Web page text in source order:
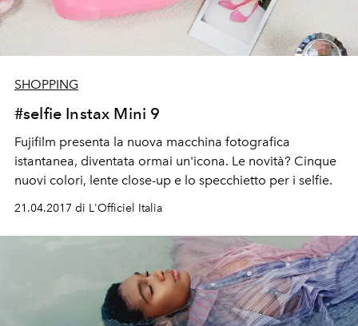
SHOPPING
#selfie Instax Mini 9
Fujifilm presenta la nuova macchina fotografica
istantanea, diventata ormai un'icona. Le novità? Cinque
nuovi colori, lente close-up e lo specchietto per i selfie.
21.04.2017 di L'Officiel Italia